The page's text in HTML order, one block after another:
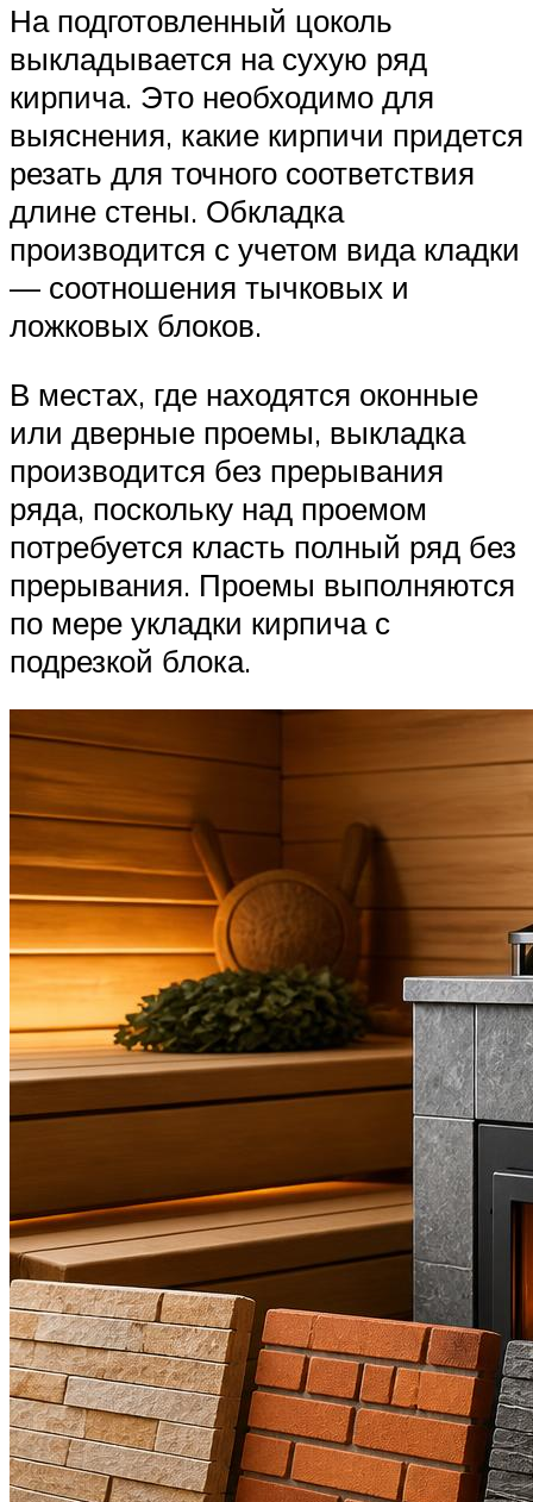
На подготовленный цоколь
выкладывается на сухую ряд
кирпича. Это необходимо для
выяснения, какие кирпичи придется
резать для точного соответствия
длине стены. Обкладка
производится с учетом вида кладки
— соотношения тычковых и
ложковых блоков.
В местах, где находятся оконные
или дверные проемы, выкладка
производится без прерывания
ряда, поскольку над проемом
потребуется класть полный ряд без
прерывания. Проемы выполняются
по мере укладки кирпича с
подрезкой блока.